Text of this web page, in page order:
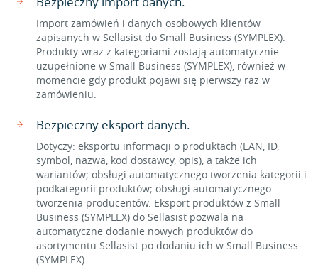
Import zamówień i danych osobowych klientów
zapisanych w Sellasist do Small Business (SYMPLEX).
Produkty wraz z kategoriami zostają automatycznie
uzupełnione w Small Business (SYMPLEX), również w
momencie gdy produkt pojawi się pierwszy raz w
zamówieniu.
Bezpieczny eksport danych.
Dotyczy: eksportu informacji o produktach (EAN, ID,
symbol, nazwa, kod dostawcy, opis), a także ich
wariantów; obsługi automatycznego tworzenia kategorii i
podkategorii produktów; obsługi automatycznego
tworzenia producentów. Eksport produktów z Small
Business (SYMPLEX) do Sellasist pozwala na
automatyczne dodanie nowych produktów do
asortymentu Sellasist po dodaniu ich w Small Business
(SYMPLEX).